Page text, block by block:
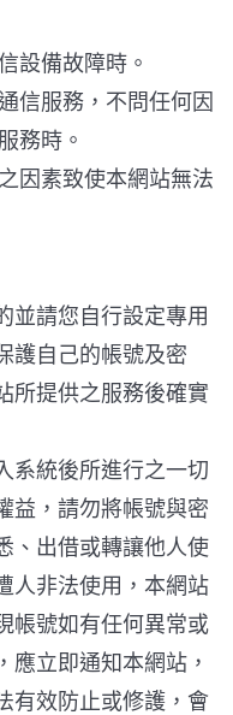
設備故障時。
信服務，不問任何因
務時。
因素致使本網站無法
並請您自行設定專用
護自己的帳號及密
所提供之服務後確實
系統後所進行之一切
益，請勿將帳號與密
、出借或轉讓他人使
人非法使用，本網站
帳號如有任何異常或
應立即通知本網站，
有效防止或修護，會